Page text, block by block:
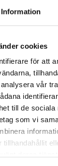
Information
cookies
för att
vår
till de sociala
som vi
tillhandahållit
PÅ